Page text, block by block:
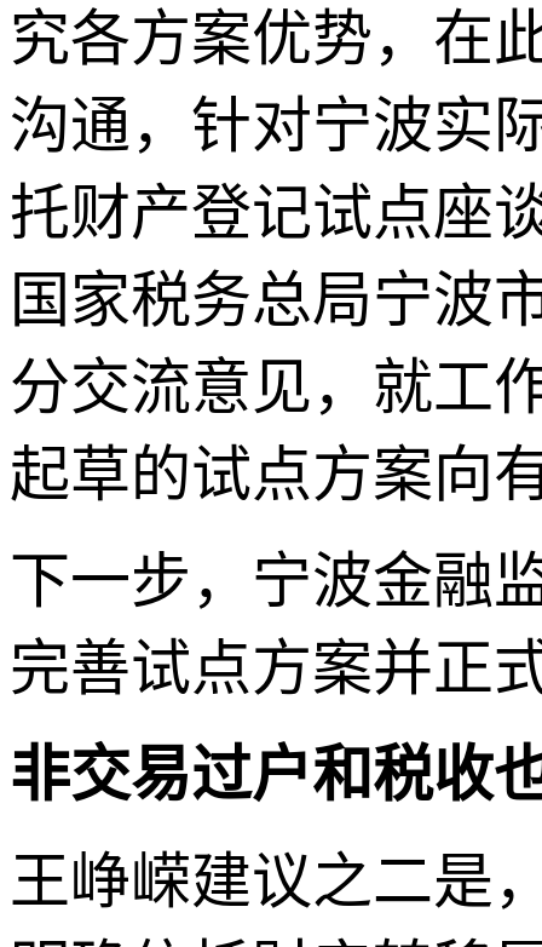
究各方案优势，在
沟通，针对宁波实
托财产登记试点座
国家税务总局宁波
分交流意见，就工
起草的试点方案向
下一步，宁波金融
完善试点方案并正
非交易过户和税收
王峥嵘建议之二是